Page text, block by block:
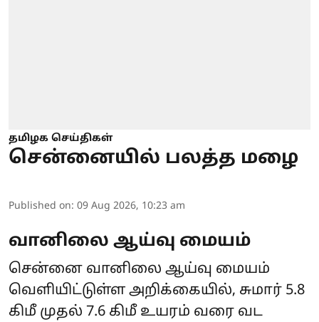
தமிழக செய்திகள்
சென்னையில் பலத்த மழை
Published on: 09 Aug 2026, 10:23 am
வானிலை ஆய்வு மையம்
சென்னை வானிலை ஆய்வு மையம்
வெளியிட்டுள்ள அறிக்கையில், சுமார் 5.8
கிமீ முதல் 7.6 கிமீ உயரம் வரை வட